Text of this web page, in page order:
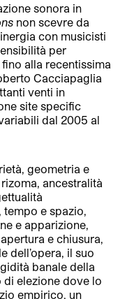
sonora in
non scevre da
con musicisti
per
alla recentissima
Cacciapaglia
venti in
site specific
dal 2005 al
geometria e
ancestralità
e spazio,
e apparizione,
e chiusura,
dell’opera, il suo
banale della
elezione dove lo
empirico, un